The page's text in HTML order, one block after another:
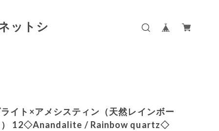
イト×アメシスティン（天然レインボー
） 12◇Anandalite / Rainbow quartz◇